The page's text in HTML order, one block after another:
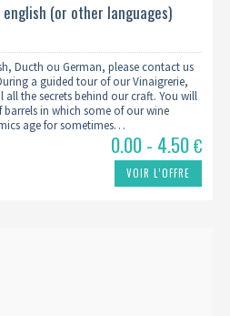
(or other languages)
Ducth ou German, please contact us
a guided tour of our Vinaigrerie,
the secrets behind our craft. You will
barrels in which some of our wine
age for sometimes…
0.00 - 4.50€
VOIR L’OFFRE